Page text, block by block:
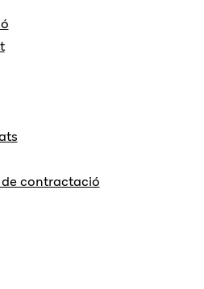
contractació